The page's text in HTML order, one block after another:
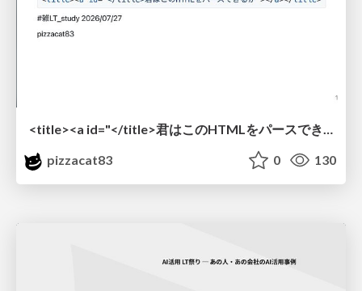
<title><a id="</title>君はこのHTMLをパースできるか"></a></title> #雑LT_study
pizzacat83
0 130